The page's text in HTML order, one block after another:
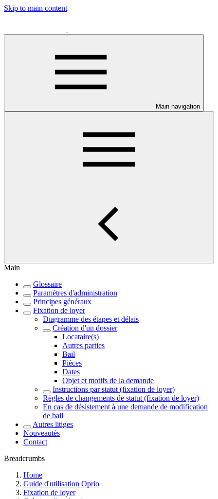
Skip to main content
Main navigation
Main
Glossaire
Paramètres d'administration
Principes généraux
Fixation de loyer
Diagramme des étapes et délais
Création d'un dossier
Locataire(s)
Autres parties
Bail
Pièces
Dates
Objet et motifs de la demande
Instructions par statut (fixation de loyer)
Règles de changements de statut (fixation de loyer)
En cas de désistement à une demande de modification
de bail
Autres litiges
Nouveautés
Contact
Breadcrumbs
Home
Guide d'utilisation Oprio
Fixation de loyer